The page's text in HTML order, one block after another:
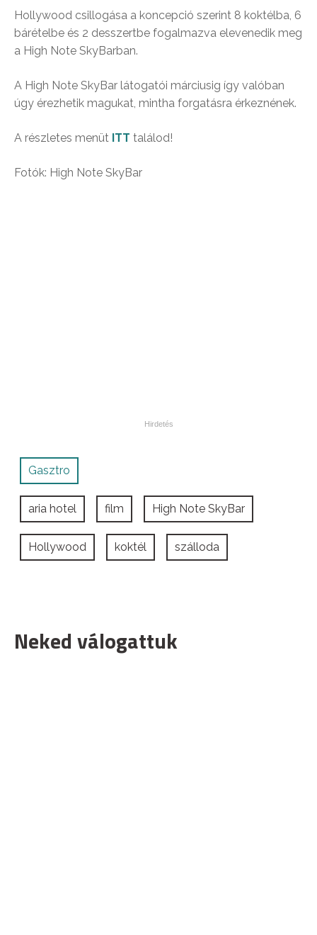
Hollywood csillogása a koncepció szerint 8 koktélba, 6
bárételbe és 2 desszertbe fogalmazva elevenedik meg
a High Note SkyBarban.
A High Note SkyBar látogatói márciusig így valóban
úgy érezhetik magukat, mintha forgatásra érkeznének.
A részletes menüt ITT találod!
Fotók: High Note SkyBar
Gasztro
aria hotel film High Note SkyBar
Hollywood koktél szálloda
Neked válogattuk